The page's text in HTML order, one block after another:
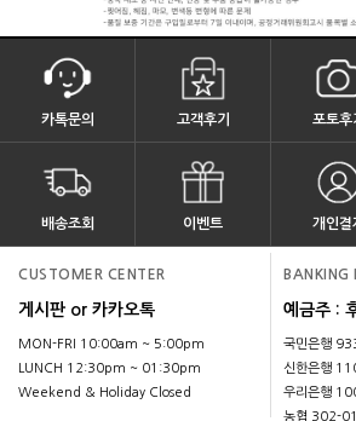
카톡문의 고객후기 포토후
배송조회 이벤트 개인결
CUSTOMER CENTER
게시판 or 카카오톡
MON-FRI 10:00am ~ 5:00pm
LUNCH 12:30pm ~ 01:30pm
Weekend & Holiday Closed
BANKING
예금주 :
국민은행
신한은행
우리은행
농협 302-